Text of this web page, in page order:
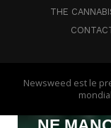
THE
Newsweed est le